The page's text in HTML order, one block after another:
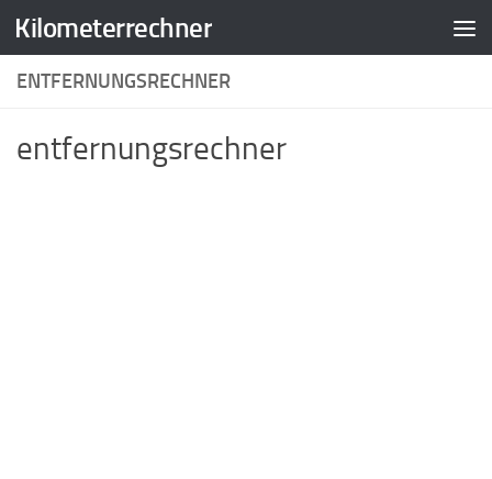
Zum Inhalt springen
Kilometerrechner
ENTFERNUNGSRECHNER
entfernungsrechner